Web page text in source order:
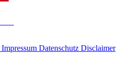
Impressum Datenschutz Disclaimer